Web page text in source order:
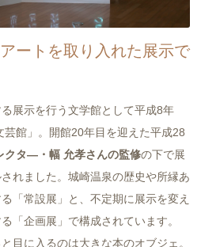
ートを取り入れた展示で
展示を行う文学館として平成8年
芸館」。開館20年目を迎えた平成28
クタ―・幅 允孝さんの監修の下で展
れました。城崎温泉の歴史や所縁あ
「常設展」と、不定期に展示を変え
「企画展」で構成されています。
目に入るのは大きな本のオブジェ。